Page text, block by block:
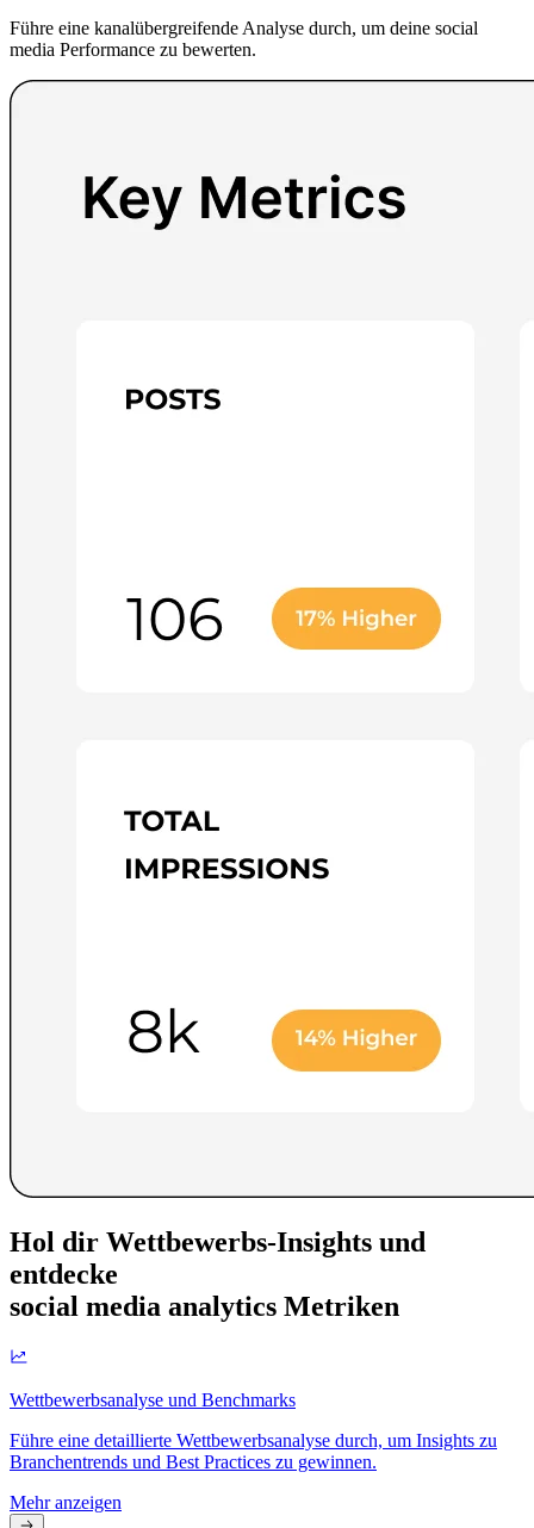
Führe eine kanalübergreifende Analyse durch, um deine social
media Performance zu bewerten.
Hol dir Wettbewerbs-Insights und
entdecke
social media analytics Metriken
Wettbewerbsanalyse und Benchmarks
Führe eine detaillierte Wettbewerbsanalyse durch, um Insights zu
Branchentrends und Best Practices zu gewinnen.
Mehr anzeigen